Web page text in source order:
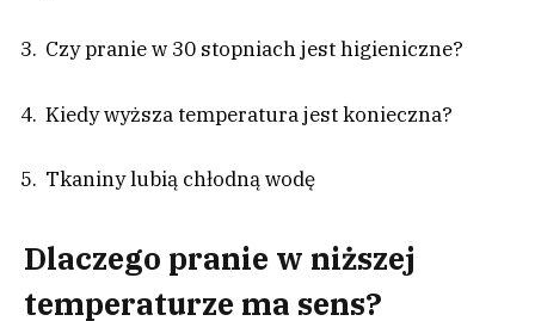
Czy pranie w 30 stopniach jest higieniczne?
Kiedy wyższa temperatura jest konieczna?
Tkaniny lubią chłodną wodę
Dlaczego pranie w niższej
temperaturze ma sens?